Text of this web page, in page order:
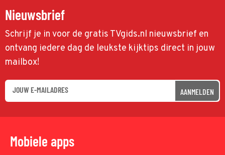
Nieuwsbrief
Schrijf je in voor de gratis TVgids.nl nieuwsbrief en
ontvang iedere dag de leukste kijktips direct in jouw
mailbox!
AANMELDEN
Mobiele apps